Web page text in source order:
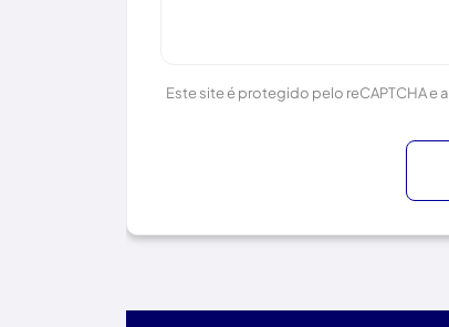
Este site é protegido pelo reCAPTCHA e a